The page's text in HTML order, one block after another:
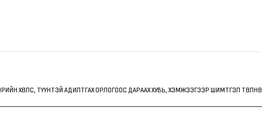
ХӨЛС, ТҮҮНТЭЙ АДИЛТГАХ ОРЛОГООС ДАРААХ ХУВЬ, ХЭМЖЭЭГЭЭР ШИМТГЭЛ ТӨЛНӨ